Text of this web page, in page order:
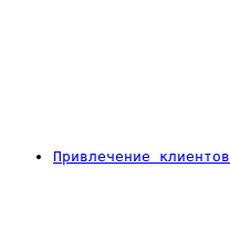
Привлечение клиентов